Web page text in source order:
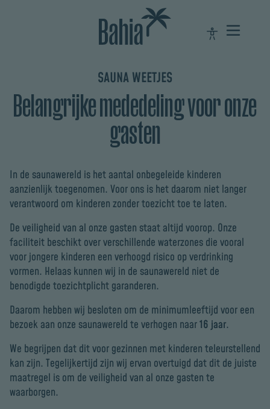
SAUNA WEETJES
Belangrijke mededeling voor onze
gasten
In de saunawereld is het aantal onbegeleide kinderen
aanzienlijk toegenomen. Voor ons is het daarom niet langer
verantwoord om kinderen zonder toezicht toe te laten.
De veiligheid van al onze gasten staat altijd voorop. Onze
faciliteit beschikt over verschillende waterzones die vooral
voor jongere kinderen een verhoogd risico op verdrinking
vormen. Helaas kunnen wij in de saunawereld niet de
benodigde toezichtplicht garanderen.
Daarom hebben wij besloten om de minimumleeftijd voor een
bezoek aan onze saunawereld te verhogen naar16 jaar.
We begrijpen dat dit voor gezinnen met kinderen teleurstellend
kan zijn. Tegelijkertijd zijn wij ervan overtuigd dat dit de juiste
maatregel is om de veiligheid van al onze gasten te
waarborgen.